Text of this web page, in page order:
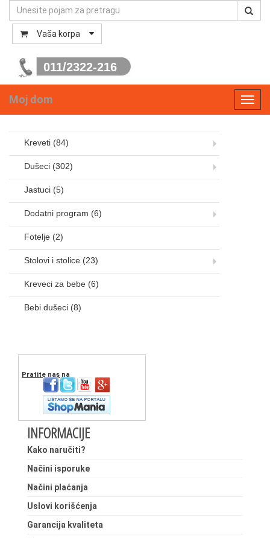
Vaša korpa
011/2322-216
Moj dom
Kreveti (84)
Dušeci (302)
Jastuci (5)
Dodatni program (6)
Fotelje (2)
Stolovi i stolice (23)
Kreveci za bebe (6)
Bebi dušeci (8)
Pratite nas na
INFORMACIJE
Kako naručiti?
Načini isporuke
Načini plaćanja
Uslovi korišćenja
Garancija kvaliteta